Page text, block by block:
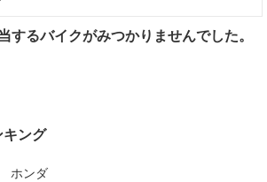
するバイクがみつかりませんでした。
キング
ホンダ